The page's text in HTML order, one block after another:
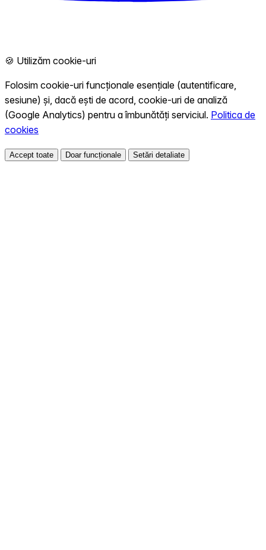
🍪 Utilizăm cookie-uri
Folosim cookie-uri funcționale esențiale (autentificare,
sesiune) și, dacă ești de acord, cookie-uri de analiză
(Google Analytics) pentru a îmbunătăți serviciul. Politica de
cookies
Accept toate Doar funcționale Setări detaliate